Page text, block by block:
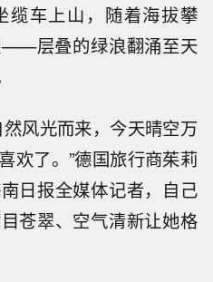
缆车上山，随着海拔攀
——层叠的绿浪翻涌至天
风光而来，今天晴空万
欢了。”德国旅行商茱莉
日报全媒体记者，自己
苍翠、空气清新让她格